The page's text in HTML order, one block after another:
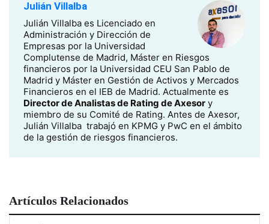
Julián Villalba
Julián Villalba es Licenciado en
Administración y Dirección de
Empresas por la Universidad
Complutense de Madrid, Máster en Riesgos
financieros por la Universidad CEU San Pablo de
Madrid y Máster en Gestión de Activos y Mercados
Financieros en el IEB de Madrid. Actualmente es
Director de Analistas de Rating de Axesor y
miembro de su Comité de Rating. Antes de Axesor,
Julián Villalba trabajó en KPMG y PwC en el ámbito
de la gestión de riesgos financieros.
Artículos Relacionados